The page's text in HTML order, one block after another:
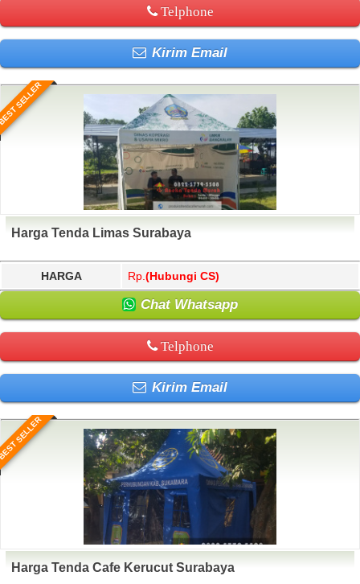
Telphone
Kirim Email
SELLER
Harga Tenda Limas Surabaya
HARGA Rp. (Hubungi CS)
Chat Whatsapp
Telphone
Kirim Email
SELLER
Harga Tenda Cafe Kerucut Surabaya